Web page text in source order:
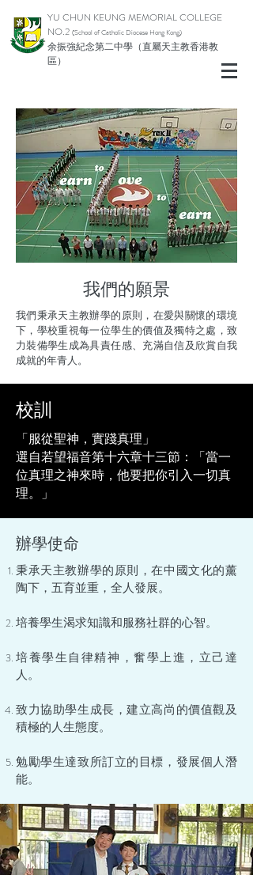
YU CHUN KEUNG MEMORIAL COLLEGE
NO.2 (School of Catholic Diocese Hong Kong)
余振強紀念第二中學（直屬天主教香港教
區）
​我們的願景
我們秉承天主教辦學的原則，在愛與關懷的環境
下，學校重視每一位學生的價值及獨特之處，致
力裝備學生成為具責任感、充滿自信及欣賞自我
成就的年青人。
校訓
「服從聖神，實踐真理」
選自若望福音第十六章十三節：「當一
位真理之神來時，他要把你引入一切真
理。」
辦學使命
秉承天主教辦學的原則，在中國文化的薰
陶下，五育並重，全人發展。
培養學生渴求知識和服務社群的心智。
培養學生自律精神，奮學上進，立己達
人。
致力協助學生成長，建立高尚的價值觀及
積極的人生態度。
勉勵學生達致所訂立的目標，發展個人潛
能。